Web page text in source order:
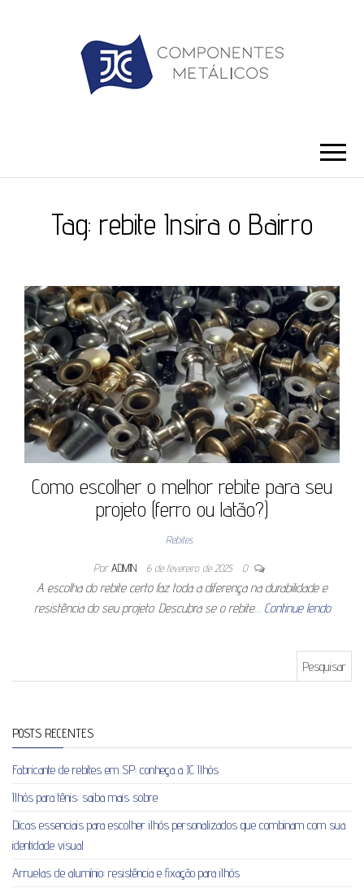
Tag: rebite Insira o Bairro
Como escolher o melhor rebite para seu
projeto (ferro ou latão?)
Rebites
Por ADMIN 6 de fevereiro de 2025 0
A escolha do rebite certo faz toda a diferença na durabilidade e
resistência do seu projeto. Descubra se o rebite… Continue lendo
POSTS RECENTES
Fabricante de rebites em SP: conheça a JC Ilhós
Ilhós para tênis: saiba mais sobre
Dicas essenciais para escolher ilhós personalizados que combinam com sua
identidade visual
Arruelas de alumínio: resistência e fixação para ilhós